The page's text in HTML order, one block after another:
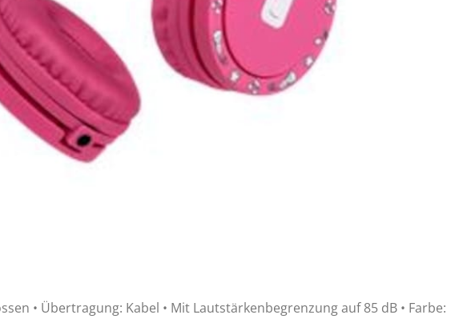
• Übertragung: Kabel • Mit Lautstärkenbegrenzung auf 85 dB • Farbe: